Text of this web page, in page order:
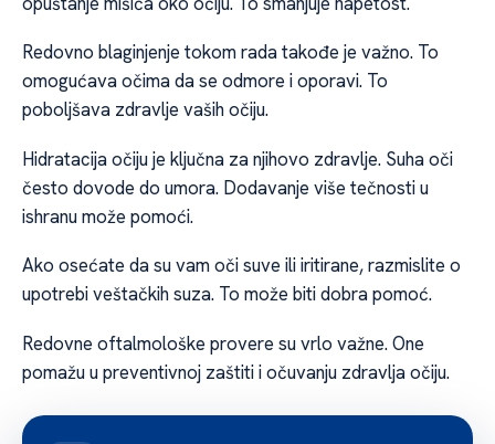
Redovno blaginjenje tokom rada takođe je važno. To
omogućava očima da se odmore i oporavi. To
poboljšava zdravlje vaših očiju.
Hidratacija očiju je ključna za njihovo zdravlje. Suha oči
često dovode do umora. Dodavanje više tečnosti u
ishranu može pomoći.
Ako osećate da su vam oči suve ili iritirane, razmislite o
upotrebi veštačkih suza. To može biti dobra pomoć.
Redovne oftalmološke provere su vrlo važne. One
pomažu u preventivnoj zaštiti i očuvanju zdravlja očiju.